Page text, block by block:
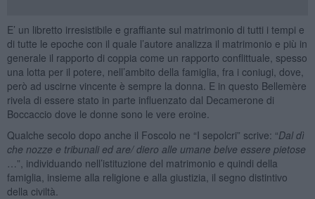
E’ un libretto irresistibile e graffiante sul matrimonio di tutti i tempi e
di tutte le epoche con il quale l’autore analizza il matrimonio e più in
generale il rapporto di coppia come un rapporto conflittuale, spesso
una lotta per il potere, nell’ambito della famiglia, fra i coniugi, dove,
però ad uscirne vincente è sempre la donna. E in questo Bellemère
rivela di essere stato in parte influenzato dal Decamerone di
Boccaccio dove le donne sono le vere eroine.
Qualche secolo dopo anche il Foscolo ne “I sepolcri” scrive: “Dal dì
che nozze e tribunali ed are/ diero alle umane belve essere pietose
…”, individuando nell’istituzione del matrimonio e quindi della
famiglia, insieme alla religione e alla giustizia, il segno distintivo
della civiltà.